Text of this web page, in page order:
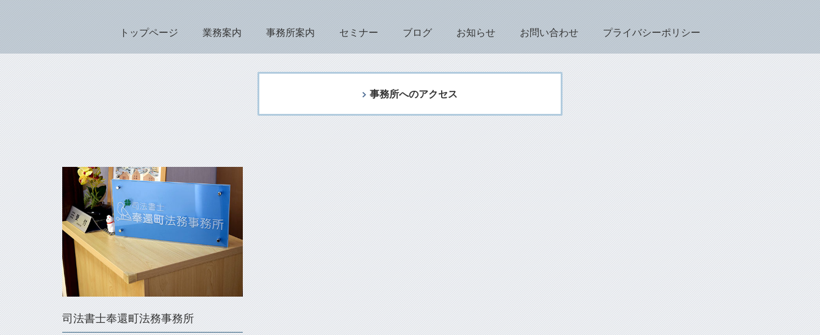
トップページ 業務案内 事務所案内 セミナー ブログ お知らせ お問い合わせ プライバシーポリシー
事務所へのアクセス
司法書士奉還町法務事務所